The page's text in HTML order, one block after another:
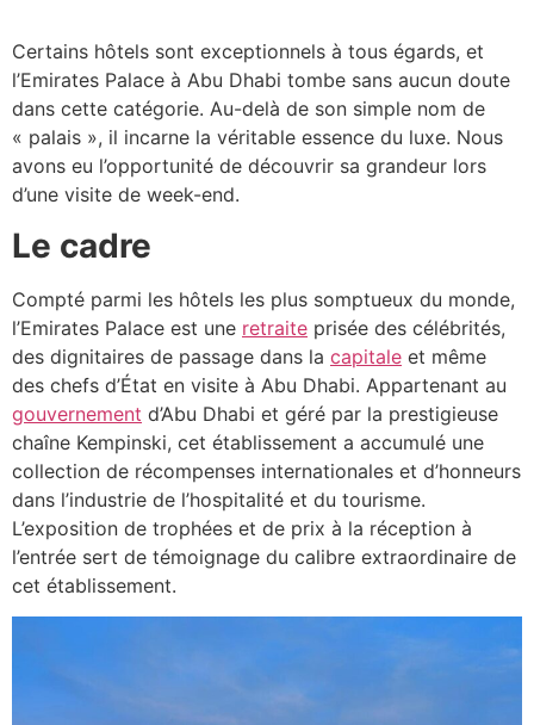
Certains hôtels sont exceptionnels à tous égards, et
l’Emirates Palace à Abu Dhabi tombe sans aucun doute
dans cette catégorie. Au-delà de son simple nom de
« palais », il incarne la véritable essence du luxe. Nous
avons eu l’opportunité de découvrir sa grandeur lors
d’une visite de week-end.
Le cadre
Compté parmi les hôtels les plus somptueux du monde,
l’Emirates Palace est une retraite prisée des célébrités,
des dignitaires de passage dans la capitale et même
des chefs d’État en visite à Abu Dhabi. Appartenant au
gouvernement d’Abu Dhabi et géré par la prestigieuse
chaîne Kempinski, cet établissement a accumulé une
collection de récompenses internationales et d’honneurs
dans l’industrie de l’hospitalité et du tourisme.
L’exposition de trophées et de prix à la réception à
l’entrée sert de témoignage du calibre extraordinaire de
cet établissement.